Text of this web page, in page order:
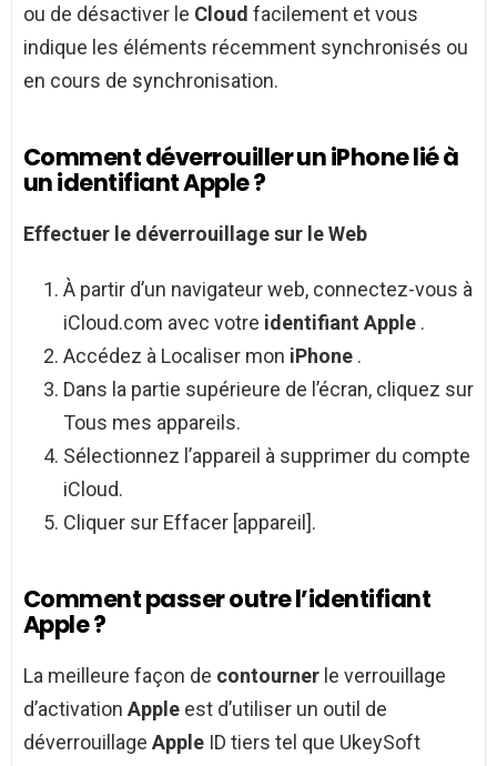
ou de désactiver le Cloud facilement et vous
indique les éléments récemment synchronisés ou
en cours de synchronisation.
Comment déverrouiller un iPhone lié à
un identifiant Apple ?
Effectuer le déverrouillagesur le Web
À partir d’un navigateur web, connectez-vous à
iCloud.com avec votre identifiant Apple .
Accédez à Localiser mon iPhone .
Dans la partie supérieure de l’écran, cliquez sur
Tous mes appareils.
Sélectionnez l’appareil à supprimer du compte
iCloud.
Cliquer sur Effacer [appareil].
Comment passer outre l’identifiant
Apple ?
La meilleure façon de contourner le verrouillage
d’activation Apple est d’utiliser un outil de
déverrouillage Apple ID tiers tel que UkeySoft